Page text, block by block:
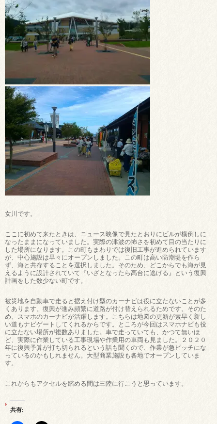
女川です。
ここに初めて来たときは、ニュース映像で見たとおりにビルが横倒しに
なったままになっていました。実際の津波の怖さを初めて目の当たりに
した場所になります。この町もまわりでは復旧工事が進められています
が、中心施設は早々にオープンしました。この町は高い防潮堤を作ら
ず、海と共存することを選択しました。そのため、どこからでも海が見
えるように設計されていて『いざとなったら高台に逃げる』という復興
計画をした数少ない町です。
被災地を自動車で走ると据え付け型のカーナビは役に立たないことが多
くあります。復興が進み頻繁に道路が付け替えられるためです。そのた
め、スマホのカーナビが活躍します。こちらは地図の更新が素早く新し
い道もナビゲートしてくれるからです。ところが今回はスマホナビも役
に立たない場所が複数ありました。車で走っていても、かつて無いほ
ど、実際に作業している工事現場や作業用の車両も見ました。２０２０
年に復興予算が打ち切られるという話も聞くので、作業が急ピッチにな
っているのかもしれません。大型商業施設も各地でオープンしていま
す。
これからもアクセルを踏める間は三陸に行こうと思っています。
共有: